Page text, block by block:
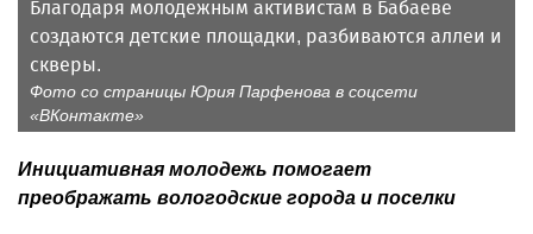
Благодаря молодежным активистам в Бабаеве
создаются детские площадки, разбиваются аллеи и
скверы.
Фото со страницы Юрия Парфенова в соцсети
«ВКонтакте»
Инициативная молодежь помогает
преображать вологодские города и поселки